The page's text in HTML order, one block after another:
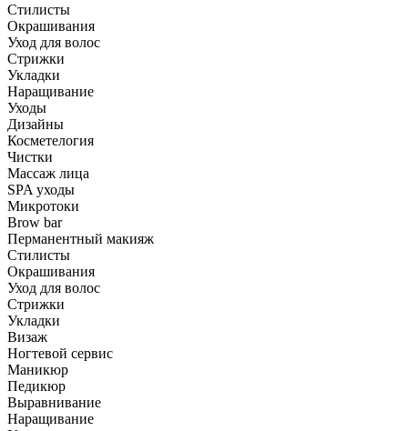
Стилисты
Окрашивания
Уход для волос
Стрижки
Укладки
Наращивание
Уходы
Дизайны
Косметелогия
Чистки
Массаж лица
SPA уходы
Микротоки
Brow bar
Перманентный макияж
Стилисты
Окрашивания
Уход для волос
Стрижки
Укладки
Визаж
Ногтевой сервис
Маникюр
Педикюр
Выравнивание
Наращивание